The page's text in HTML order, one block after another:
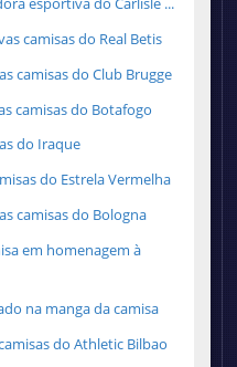
camisas do Real Betis
camisas do Club Brugge
camisas do Botafogo
do Iraque
do Estrela Vermelha
camisas do Bologna
em homenagem à
na manga da camisa
do Athletic Bilbao